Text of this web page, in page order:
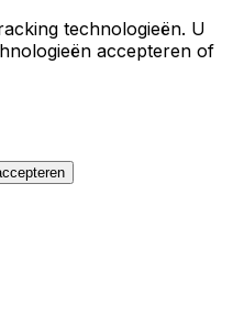
technologieën. U
accepteren of